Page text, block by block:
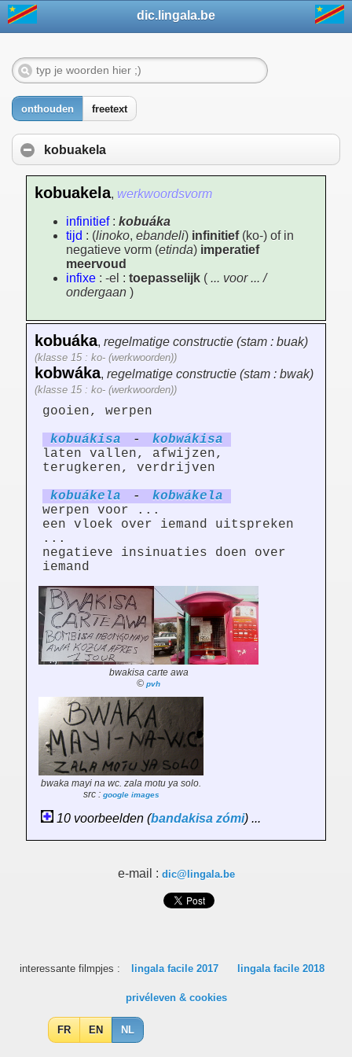
dic.lingala.be
onthouden freetext
kobuakela
kobuakela, werkwoordsvorm
infinitief: kobuáka
tijd : (linoko, ebandeli) infinitief(ko-) of in
negatieve vorm (etinda) imperatief
meervoud
infixe : -el : toepasselijk ( ... voor ... /
ondergaan )
kobuáka, regelmatige constructie (stam : buak)
(klasse 15 : ko- (werkwoorden))
kobwáka, regelmatige constructie (stam : bwak)
(klasse 15 : ko- (werkwoorden))
gooien, werpen
kobuákisa - kobwákisa
laten vallen, afwijzen,
terugkeren, verdrijven
kobuákela - kobwákela
werpen voor ...
een vloek over iemand uitspreken
...
negatieve insinuaties doen over
iemand
bwakisa carte awa
© pvh
bwaka mayi na wc. zala motu ya solo.
src : google images
10 voorbeelden (bandakisa zómi) ...
e-mail : dic@lingala.be
interessante filmpjes : lingala facile 2017 lingala facile 2018
privéleven & cookies
FR EN NL